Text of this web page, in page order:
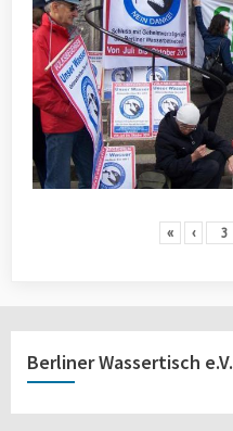
« ‹
Berliner Wassertisch e.V.